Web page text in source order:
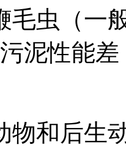
毛虫（
泥性能差
物和后